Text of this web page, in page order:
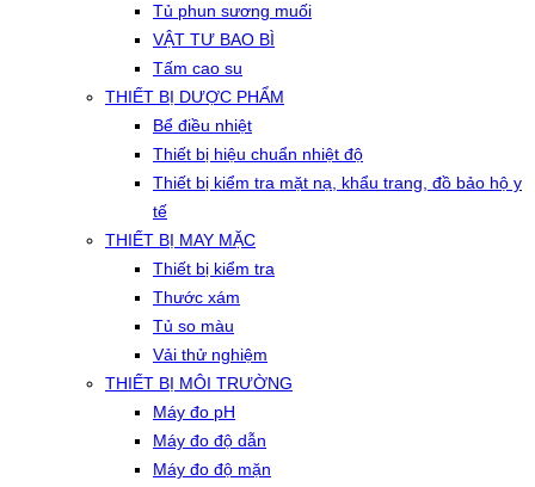
Tủ phun sương muối
VẬT TƯ BAO BÌ
Tấm cao su
THIẾT BỊ DƯỢC PHẨM
Bể điều nhiệt
Thiết bị hiệu chuẩn nhiệt độ
Thiết bị kiểm tra mặt nạ, khẩu trang, đồ bảo hộ y
tế
THIẾT BỊ MAY MẶC
Thiết bị kiểm tra
Thước xám
Tủ so màu
Vải thử nghiệm
THIẾT BỊ MÔI TRƯỜNG
Máy đo pH
Máy đo độ dẫn
Máy đo độ mặn